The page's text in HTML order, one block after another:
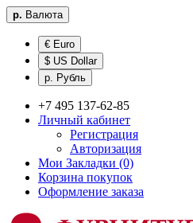
р. Валюта
€ Euro
$ US Dollar
р. Рубль
+7 495 137-62-85
Личный кабинет
Регистрация
Авторизация
Мои Закладки (0)
Корзина покупок
Оформление заказа